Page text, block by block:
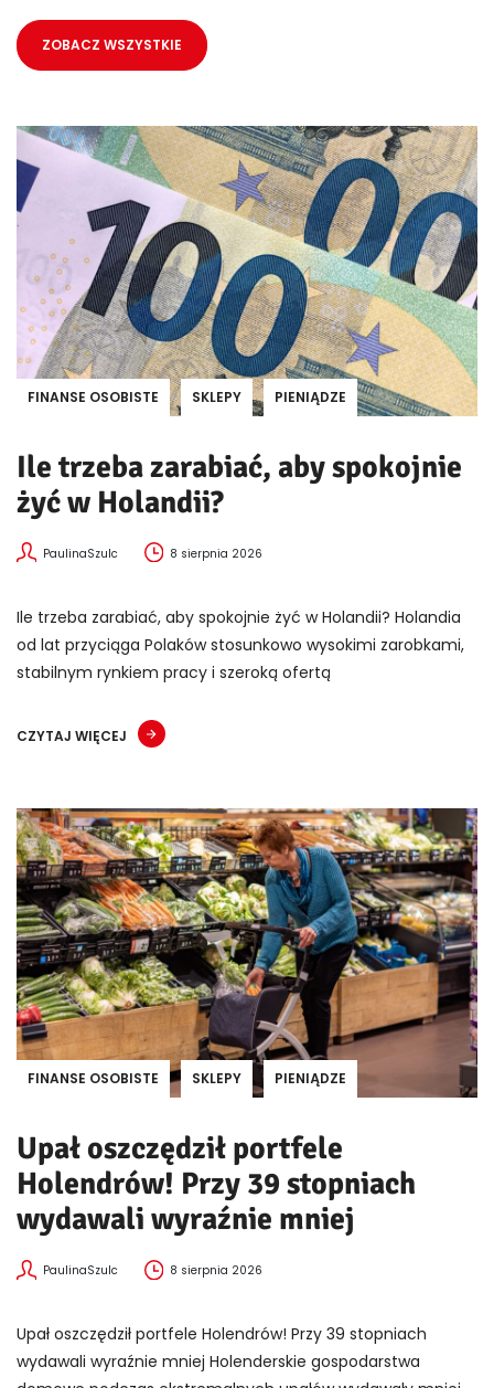
ZOBACZ WSZYSTKIE
FINANSE OSOBISTE SKLEPY PIENIĄDZE
Ile trzeba zarabiać, aby spokojnie
żyć w Holandii?
PaulinaSzulc 8 sierpnia 2026
Ile trzeba zarabiać, aby spokojnie żyć w Holandii? Holandia
od lat przyciąga Polaków stosunkowo wysokimi zarobkami,
stabilnym rynkiem pracy i szeroką ofertą
CZYTAJ WIĘCEJ
FINANSE OSOBISTE SKLEPY PIENIĄDZE
Upał oszczędził portfele
Holendrów! Przy 39 stopniach
wydawali wyraźnie mniej
PaulinaSzulc 8 sierpnia 2026
Upał oszczędził portfele Holendrów! Przy 39 stopniach
wydawali wyraźnie mniej Holenderskie gospodarstwa